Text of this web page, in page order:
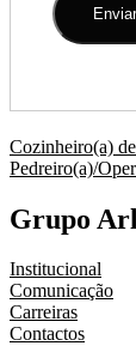
de
artigos
Cozinheiro(a)
Pedreiro(a)/
Grupo
Institucional
Comunicação
Carreiras
Contactos